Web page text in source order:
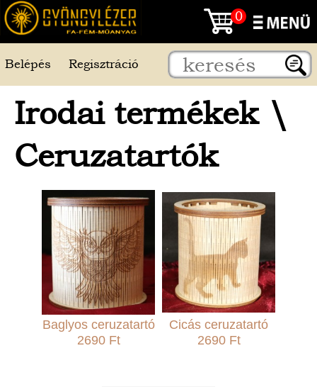
Belépés Regisztráció
0
Irodai termékek\
Ceruzatartók
Baglyos ceruzatartó
2690 Ft
Cicás ceruzatartó
2690 Ft